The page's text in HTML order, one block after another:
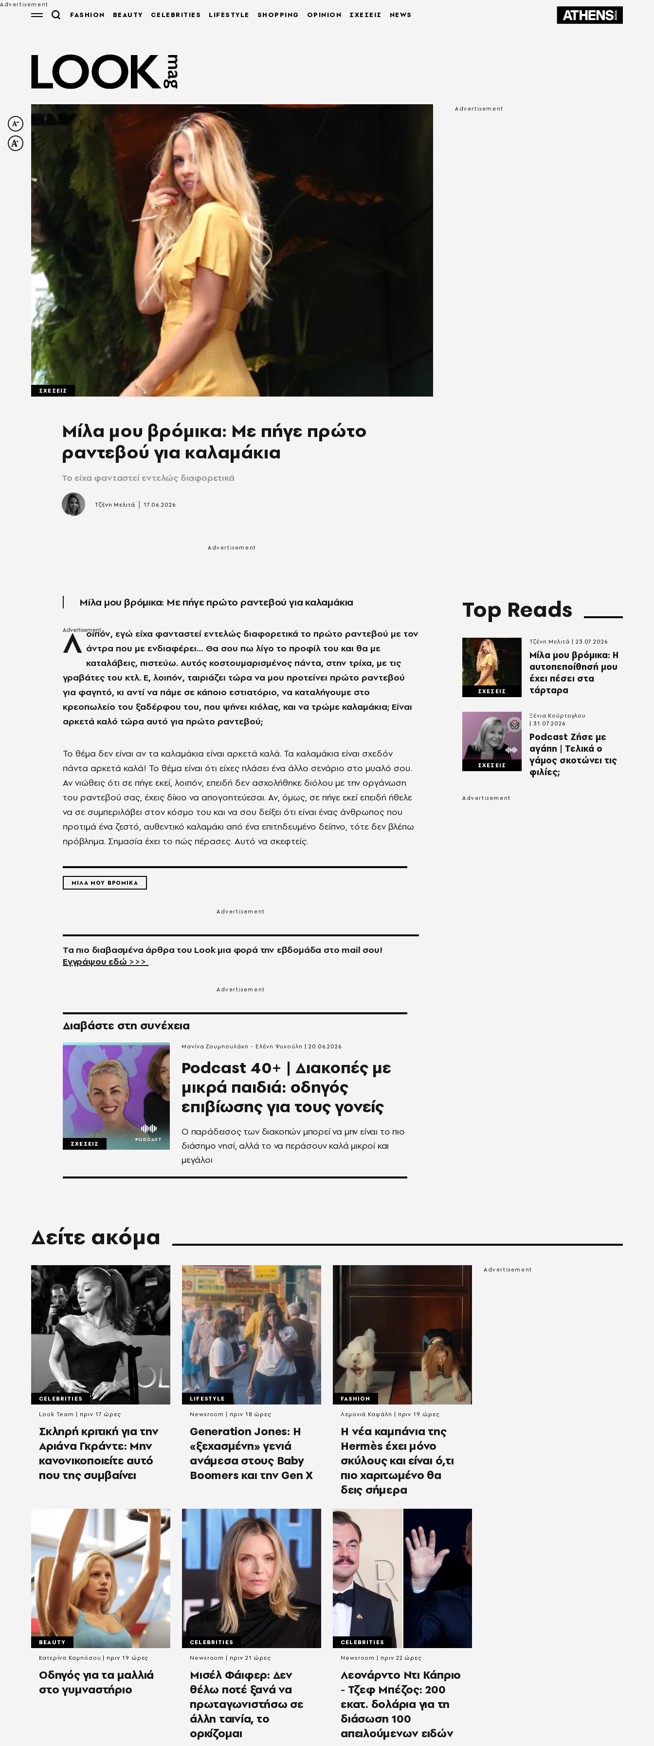
FASHION BEAUTY CELEBRITIES LIFESTYLE SHOPPING OPINION ΣΧΕΣΕΙΣ NEWS
ΣΧΕΣΕΙΣ
Μίλα μου βρόμικα: Mε πήγε πρώτο
ραντεβού για καλαμάκια
Το είχα φανταστεί εντελώς διαφορετικά
Τζένη Μελιτά 17.06.2026
Μίλα μου βρόμικα: Mε πήγε πρώτο ραντεβού για καλαμάκια
Λ οιπόν, εγώ είχα φανταστεί εντελώς διαφορετικά το πρώτο ραντεβού με τον
άντρα που με ενδιαφέρει… Θα σου πω λίγο το προφίλ του και θα με
καταλάβεις, πιστεύω. Αυτός κοστουμαρισμένος πάντα, στην τρίχα, με τις
γραβάτες του κτλ. Ε, λοιπόν, ταιριάζει τώρα να μου προτείνει πρώτο ραντεβού
για φαγητό, κι αντί να πάμε σε κάποιο εστιατόριο, να καταλήγουμε στο
κρεοπωλείο του ξαδέρφου του, που ψήνει κιόλας, και να τρώμε καλαμάκια; Είναι
αρκετά καλό τώρα αυτό για πρώτο ραντεβού;
Το θέμα δεν είναι αν τα καλαμάκια είναι αρκετά καλά. Τα καλαμάκια είναι σχεδόν
πάντα αρκετά καλά! Το θέμα είναι ότι είχες πλάσει ένα άλλο σενάριο στο μυαλό σου.
Αν νιώθεις ότι σε πήγε εκεί, λοιπόν, επειδή δεν ασχολήθηκε διόλου με την οργάνωση
του ραντεβού σας, έχεις δίκιο να απογοητεύεσαι. Αν, όμως, σε πήγε εκεί επειδή ήθελε
να σε συμπεριλάβει στον κόσμο του και να σου δείξει ότι είναι ένας άνθρωπος που
προτιμά ένα ζεστό, αυθεντικό καλαμάκι από ένα επιτηδευμένο δείπνο, τότε δεν βλέπω
πρόβλημα. Σημασία έχει το πώς πέρασες. Αυτό να σκεφτείς.
ΜΙΛΑ ΜΟΥ ΒΡΟΜΙΚΑ
Τα πιο διαβασμένα άρθρα του Look μια φορά την εβδομάδα στο mail σου!
Εγγράψου εδώ >>>
Διαβάστε στη συνέχεια
ΣΧΕΣΕΙΣ
Podcast 40+ | Διακοπές με
μικρά παιδιά: οδηγός
επιβίωσης για τους γονείς
Ο παράδεισος των διακοπών μπορεί να μην είναι το πιο
διάσημο νησί, αλλά το να περάσουν καλά μικροί και
μεγάλοι
Μανίνα Ζουμπουλάκη - Ελένη Ψυχούλη 20.06.2026
Top Reads
ΣΧΕΣΕΙΣ
Μίλα μου βρόμικα: Η
αυτοπεποίθησή μου
έχει πέσει στα
τάρταρα
Τζένη Μελιτά 23.07.2026
ΣΧΕΣΕΙΣ
Podcast Ζήσε με
αγάπη | Τελικά ο
γάμος σκοτώνει τις
φιλίες;
Ξένια Κούρτογλου
31.07.2026
Δείτε ακόμα
CELEBRITIES
Σκληρή κριτική για την
Αριάνα Γκράντε: Μην
κανονικοποιείτε αυτό
που της συμβαίνει
Look Team πριν 17 ώρες
LIFESTYLE
Generation Jones: Η
«ξεχασμένη» γενιά
ανάμεσα στους Baby
Boomers και την Gen X
Newsroom πριν 18 ώρες
FASHION
Η νέα καμπάνια της
Hermès έχει μόνο
σκύλους και είναι ό,τι
πιο χαριτωμένο θα
δεις σήμερα
Λεμονιά Καψάλη πριν 19 ώρες
BEAUTY
Οδηγός για τα μαλλιά
στο γυμναστήριο
Κατερίνα Καμπόσου πριν 19 ώρες
CELEBRITIES
Μισέλ Φάιφερ: Δεν
θέλω ποτέ ξανά να
πρωταγωνιστήσω σε
άλλη ταινία, το
ορκίζομαι
Newsroom πριν 21 ώρες
CELEBRITIES
Λεονάρντο Ντι Κάπριο
- Τζεφ Μπέζος: 200
εκατ. δολάρια για τη
διάσωση 100
απειλούμενων ειδών
Newsroom πριν 22 ώρες